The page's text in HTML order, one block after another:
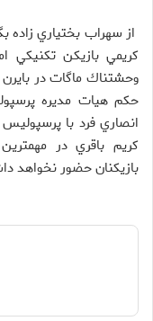
از سهراب بختياري زاده
كريمي بازيكن تكنيكي
وحشتناك ماگات در
حكم هيات مديره
انصاري فرد با
كريم باقري در
بازيكنان حضور نخواهد